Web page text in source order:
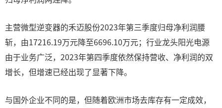
主营微型逆变器的禾迈股份2023年第三季度归母净利润腰
斩，由17216.19万元降至6696.10万元；行业龙头阳光电源
由于业务广泛，2023年第四季度依然保持营收、净利润的双
增长，但增速已经出现了显著下降。
与国外企业不同的是，但随着欧洲市场去库存有一定成效，